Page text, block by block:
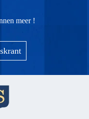
meer !